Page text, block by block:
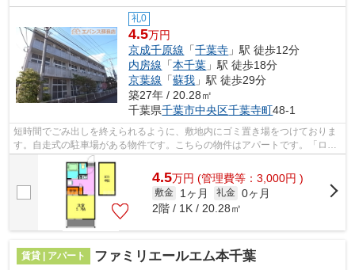
礼0
4.5万円
京成千原線 「千葉寺 」駅 徒歩12分
内房線 「本千葉 」駅 徒歩18分
京葉線 「蘇我 」駅 徒歩29分
築27年 / 20.28㎡
千葉県千葉市中央区千葉寺町48-1
短時間でごみ出しを終えられるように、敷地内にゴミ置き場をつけておりま
す。自走式の駐車場がある物件です。こちらの物件はアパートです。「ロイ
ヤルパーク二番館」のここがイチオシ...
4.5万円 (管理費等：3,000円 )
敷金 1ヶ月 礼金 0ヶ月
2階 / 1K / 20.28㎡
賃貸 | アパート ファミリエールエム本千葉